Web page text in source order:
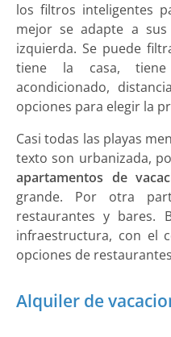
los filtros inteligentes
mejor se adapte a
izquierda. Se puede
tiene la casa, tiene
acondicionado,
opciones para elegir la
Casi todas las playas
texto son urbanizada,
apartamentos de
grande. Por otra
restaurantes y bares.
infraestructura, con el
opciones de
Alquiler de